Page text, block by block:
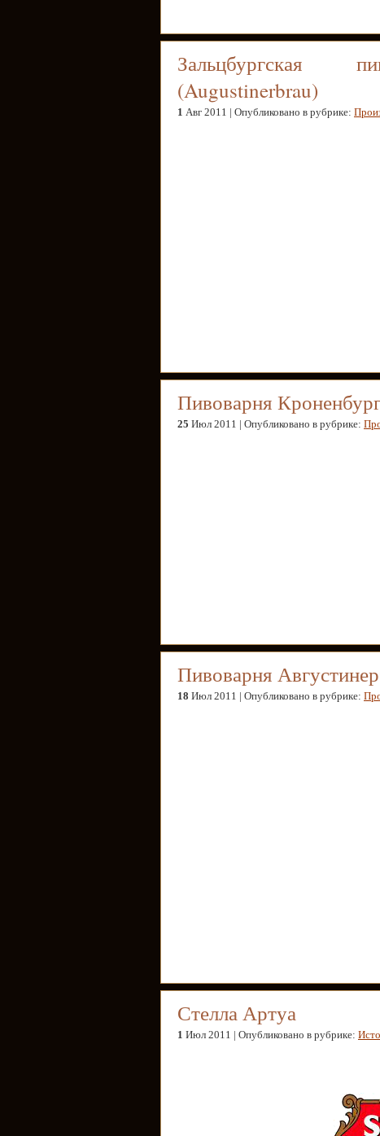
Зальцбургская
(Augustinerbrau)
1 Авг 2011 | Опубликовано в рубрике:
Пивоварня
25 Июл 2011 | Опубликовано в рубрике:
Пивоварня
18 Июл 2011 | Опубликовано в рубрике:
Стелла Артуа
1 Июл 2011 | Опубликовано в рубрике: